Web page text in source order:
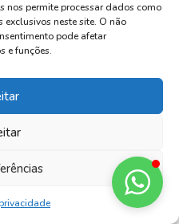
nos permite processar dados como
neste site. O não
pode afetar
e funções.
os direitos reservados.